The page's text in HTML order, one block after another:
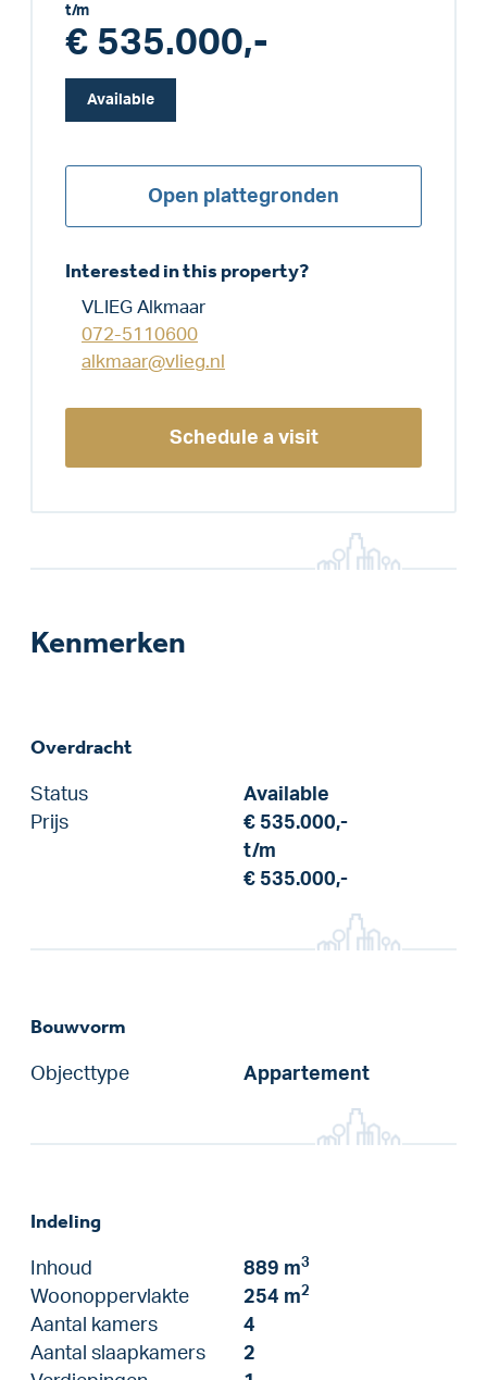
t/m
€ 535.000,-
Available
Open plattegronden
Interested in this property?
VLIEG Alkmaar
072-5110600
alkmaar@vlieg.nl
Schedule a visit
Kenmerken
Overdracht
Status
Available
Prijs
€ 535.000,-
t/m
€ 535.000,-
Bouwvorm
Objecttype Appartement
Indeling
Inhoud 889 m3
Woonoppervlakte 254 m2
Aantal kamers
4
Aantal slaapkamers
2